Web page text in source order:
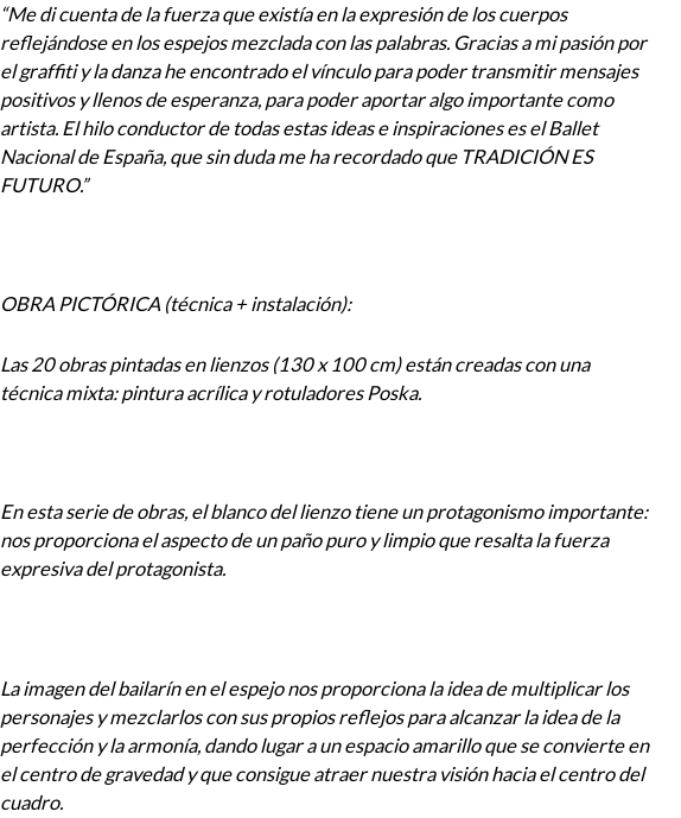
“Me di cuenta de la fuerza que existía en la expresión de los cuerpos
reflejándose en los espejos mezclada con las palabras. Gracias a mi pasión por
el graffiti y la danza he encontrado el vínculo para poder transmitir mensajes
positivos y llenos de esperanza, para poder aportar algo importante como
artista. El hilo conductor de todas estas ideas e inspiraciones es el Ballet
Nacional de España, que sin duda me ha recordado que TRADICIÓN ES
FUTURO.”
OBRA PICTÓRICA (técnica + instalación):
Las 20 obras pintadas en lienzos (130 x 100 cm) están creadas con una
técnica mixta: pintura acrílica y rotuladores Poska.
En esta serie de obras, el blanco del lienzo tiene un protagonismo importante:
nos proporciona el aspecto de un paño puro y limpio que resalta la fuerza
expresiva del protagonista.
La imagen del bailarín en el espejo nos proporciona la idea de multiplicar los
personajes y mezclarlos con sus propios reflejos para alcanzar la idea de la
perfección y la armonía, dando lugar a un espacio amarillo que se convierte en
el centro de gravedad y que consigue atraer nuestra visión hacia el centro del
cuadro.